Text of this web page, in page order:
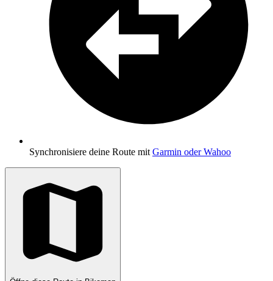
Synchronisiere deine Route mit Garmin oder Wahoo